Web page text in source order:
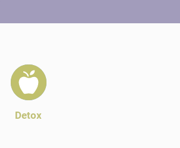
Detox